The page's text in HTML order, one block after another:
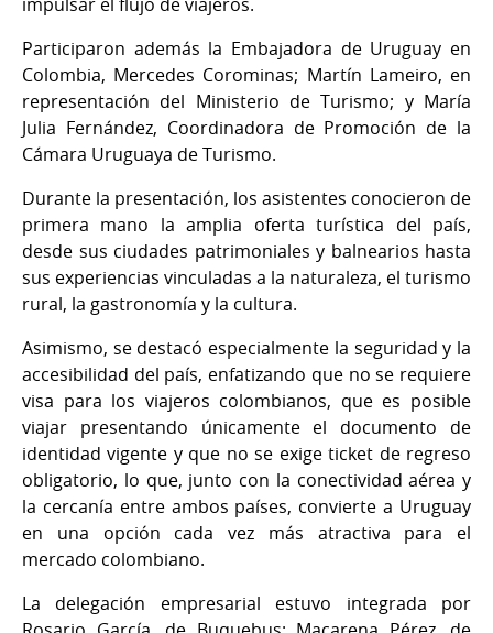
Participaron además la Embajadora de Uruguay en
Colombia, Mercedes Corominas; Martín Lameiro, en
representación del Ministerio de Turismo; y María
Julia Fernández, Coordinadora de Promoción de la
Cámara Uruguaya de Turismo.
Durante la presentación, los asistentes conocieron de
primera mano la amplia oferta turística del país,
desde sus ciudades patrimoniales y balnearios hasta
sus experiencias vinculadas a la naturaleza, el turismo
rural, la gastronomía y la cultura.
Asimismo, se destacó especialmente la seguridad y la
accesibilidad del país, enfatizando que no se requiere
visa para los viajeros colombianos, que es posible
viajar presentando únicamente el documento de
identidad vigente y que no se exige ticket de regreso
obligatorio, lo que, junto con la conectividad aérea y
la cercanía entre ambos países, convierte a Uruguay
en una opción cada vez más atractiva para el
mercado colombiano.
La delegación empresarial estuvo integrada por